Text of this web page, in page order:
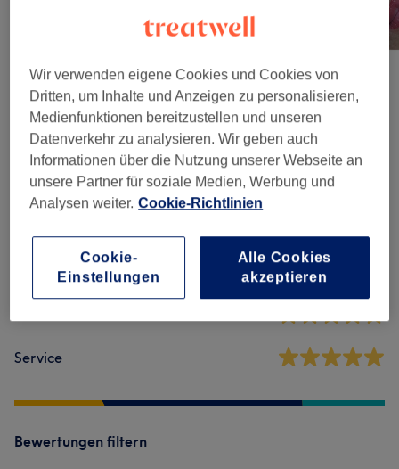
Salonbewertungen
4,9
Ambiente
Service
Bewertungen filtern
Wir verwenden eigene Cookies und Cookies von
Dritten, um Inhalte und Anzeigen zu personalisieren,
Medienfunktionen bereitzustellen und unseren
Datenverkehr zu analysieren. Wir geben auch
Informationen über die Nutzung unserer Webseite an
unsere Partner für soziale Medien, Werbung und
Analysen weiter. Cookie-Richtlinien
Cookie-
Einstellungen
Alle Cookies
akzeptieren